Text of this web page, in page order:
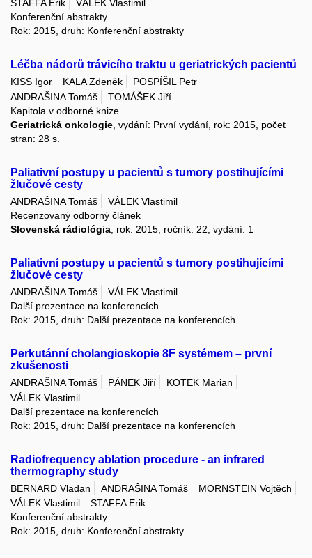
STAFFA Erik
VÁLEK Vlastimil
Konferenční abstrakty
Rok: 2015, druh: Konferenční abstrakty
Léčba nádorů trávicího traktu u geriatrických pacientů
KISS Igor KALA Zdeněk
POSPÍŠIL Petr
ANDRAŠINA Tomáš
TOMÁŠEK Jiří
Kapitola v odborné knize
Geriatrická onkologie , vydání: První vydání, rok: 2015, počet
stran: 28 s.
Paliativní postupy u pacientů s tumory postihujícími
žlučové cesty
ANDRAŠINA Tomáš
VÁLEK Vlastimil
Recenzovaný odborný článek
Slovenská rádiológia , rok: 2015, ročník: 22, vydání: 1
Paliativní postupy u pacientů s tumory postihujícími
žlučové cesty
ANDRAŠINA Tomáš
VÁLEK Vlastimil
Další prezentace na konferencích
Rok: 2015, druh: Další prezentace na konferencích
Perkutánní cholangioskopie 8F systémem – první
zkušenosti
ANDRAŠINA Tomáš PÁNEK Jiří
KOTEK Marian
VÁLEK Vlastimil
Další prezentace na konferencích
Rok: 2015, druh: Další prezentace na konferencích
Radiofrequency ablation procedure - an infrared
thermography study
BERNARD Vladan ANDRAŠINA Tomáš
MORNSTEIN Vojtěch
VÁLEK Vlastimil
STAFFA Erik
Konferenční abstrakty
Rok: 2015, druh: Konferenční abstrakty